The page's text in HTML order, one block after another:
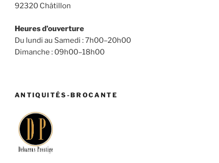
92320 Châtillon
Heures d’ouverture
Du lundi au Samedi : 7h00–20h00
Dimanche : 09h00–18h00
ANTIQUITÉS-BROCANTE